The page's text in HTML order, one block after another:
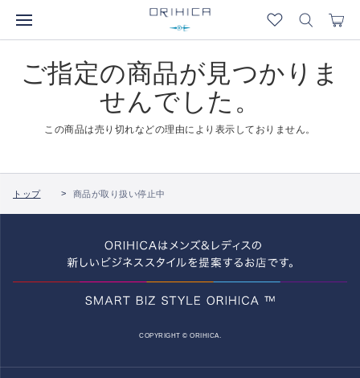
ご指定の商品が見つかりま
せんでした。
この商品は売り切れなどの理由により表示しておりません。
トップ 商品が取り扱い停止中
COPYRIGHT © ORIHICA.